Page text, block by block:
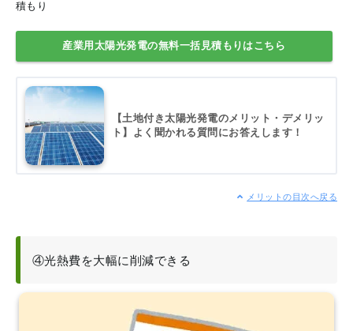
積もり
産業用太陽光発電の無料一括見積もりはこちら
【土地付き太陽光発電のメリット・デメリッ
ト】よく聞かれる質問にお答えします！
メリットの目次へ戻る
④光熱費を大幅に削減できる